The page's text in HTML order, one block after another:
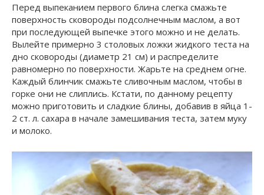
Перед выпеканием первого блина слегка смажьте
поверхность сковороды подсолнечным маслом, а вот
при последующей выпечке этого можно и не делать.
Вылейте примерно 3 столовых ложки жидкого теста на
дно сковороды (диаметр 21 см) и распределите
равномерно по поверхности. Жарьте на среднем огне.
Каждый блинчик смажьте сливочным маслом, чтобы в
горке они не слиплись. Кстати, по данному рецепту
можно приготовить и сладкие блины, добавив в яйца 1-
2 ст. л. сахара в начале замешивания теста, затем муку
и молоко.